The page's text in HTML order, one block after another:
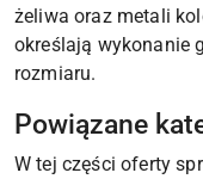
żeliwa oraz metali
określają wykonanie
rozmiaru.
Powiązane
W tej części oferty